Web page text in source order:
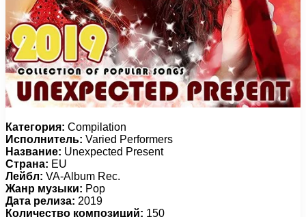
Категория: Compilation
Исполнитель: Varied Performers
Название: Unexpected Present
Страна: EU
Лейбл: VA-Album Rec.
Жанр музыки: Pop
Дата релиза: 2019
Количество композиций: 150